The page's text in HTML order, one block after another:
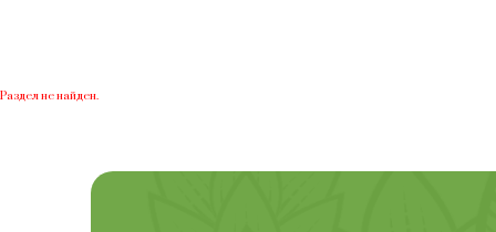
Раздел не найден.